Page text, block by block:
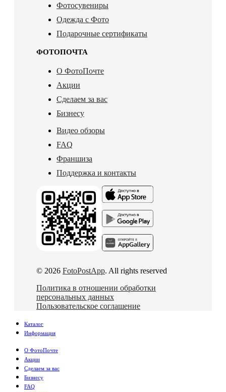
Фотосувениры
Одежда с Фото
Подарочные сертификаты
ФОТОПОЧТА
О ФотоПочте
Акции
Сделаем за вас
Бизнесу
Видео обзоры
FAQ
Франшиза
Поддержка и контакты
© 2026 FotoPostApp. All rights reserved
Политика в отношении обработки
персональных данных
Пользовательское соглашение
Каталог
Информация
О ФотоПочте
Акции
Сделаем за вас
Бизнесу
FAQ